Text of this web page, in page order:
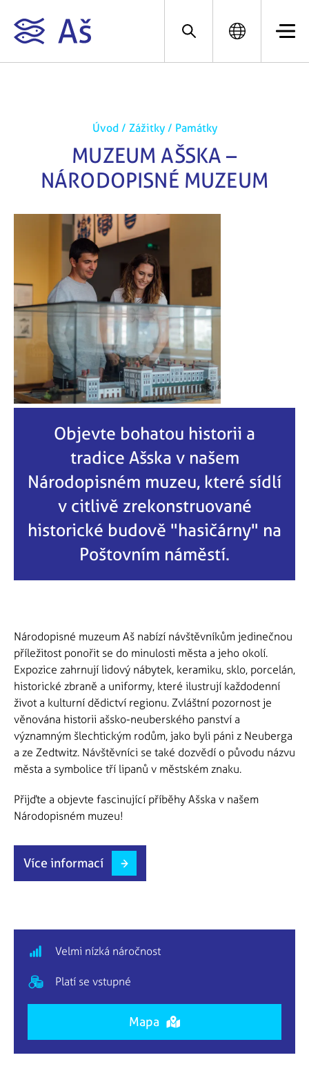
Úvod / Zážitky / Památky
MUZEUM AŠSKA –
NÁRODOPISNÉ MUZEUM
Objevte bohatou historii a
tradice Ašska v našem
Národopisném muzeu, které sídlí
v citlivě zrekonstruované
historické budově "hasičárny" na
Poštovním náměstí.
Národopisné muzeum Aš nabízí návštěvníkům jedinečnou
příležitost ponořit se do minulosti města a jeho okolí.
Expozice zahrnují lidový nábytek, keramiku, sklo, porcelán,
historické zbraně a uniformy, které ilustrují každodenní
život a kulturní dědictví regionu. Zvláštní pozornost je
věnována historii ašsko-neuberského panství a
významným šlechtickým rodům, jako byli páni z Neuberga
a ze Zedtwitz. Návštěvníci se také dozvědí o původu názvu
města a symbolice tří lipanů v městském znaku.
Přijďte a objevte fascinující příběhy Ašska v našem
Národopisném muzeu!
Více informací
Velmi nízká náročnost
Platí se vstupné
Mapa